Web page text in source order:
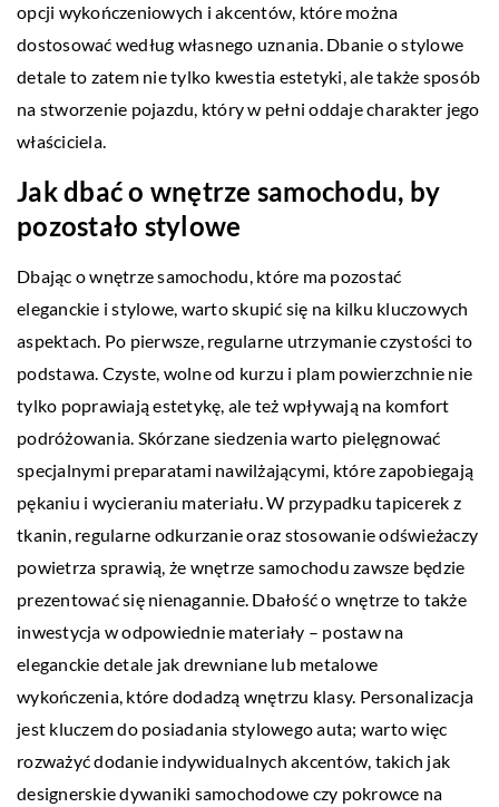
opcji wykończeniowych i akcentów, które można
dostosować według własnego uznania. Dbanie o stylowe
detale to zatem nie tylko kwestia estetyki, ale także sposób
na stworzenie pojazdu, który w pełni oddaje charakter jego
właściciela.
Jak dbać o wnętrze samochodu, by
pozostało stylowe
Dbając o wnętrze samochodu, które ma pozostać
eleganckie i stylowe, warto skupić się na kilku kluczowych
aspektach. Po pierwsze, regularne utrzymanie czystości to
podstawa. Czyste, wolne od kurzu i plam powierzchnie nie
tylko poprawiają estetykę, ale też wpływają na komfort
podróżowania. Skórzane siedzenia warto pielęgnować
specjalnymi preparatami nawilżającymi, które zapobiegają
pękaniu i wycieraniu materiału. W przypadku tapicerek z
tkanin, regularne odkurzanie oraz stosowanie odświeżaczy
powietrza sprawią, że wnętrze samochodu zawsze będzie
prezentować się nienagannie. Dbałość o wnętrze to także
inwestycja w odpowiednie materiały – postaw na
eleganckie detale jak drewniane lub metalowe
wykończenia, które dodadzą wnętrzu klasy. Personalizacja
jest kluczem do posiadania stylowego auta; warto więc
rozważyć dodanie indywidualnych akcentów, takich jak
designerskie dywaniki samochodowe czy pokrowce na